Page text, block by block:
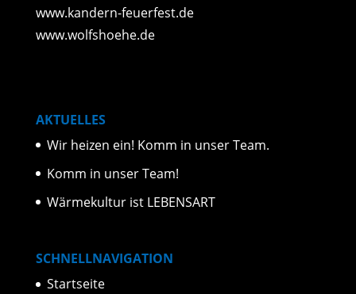
www.kandern-feuerfest.de
www.wolfshoehe.de
AKTUELLES
Wir heizen ein! Komm in unser Team.
Komm in unser Team!
Wärmekultur ist LEBENSART
SCHNELLNAVIGATION
Startseite